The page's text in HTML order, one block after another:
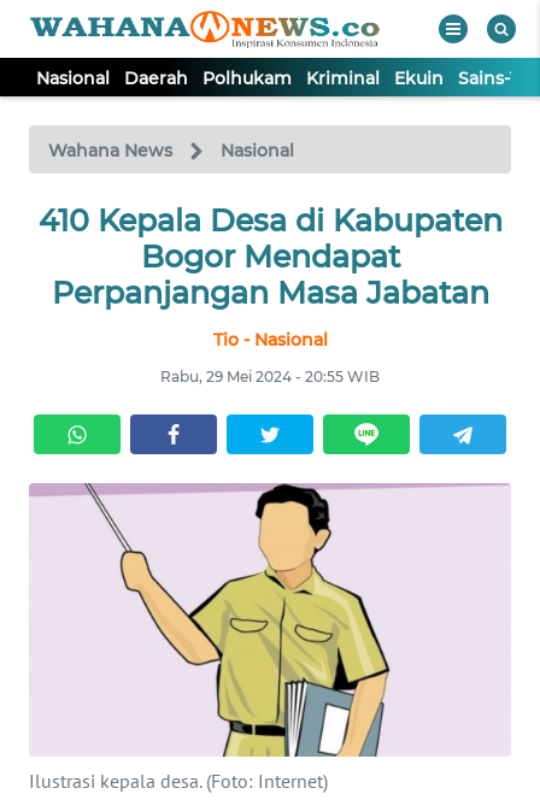
Nasional Daerah Polhukam Kriminal Ekuin Sains-
Wahana News Nasional
410 Kepala Desa di Kabupaten
Bogor Mendapat
Perpanjangan Masa Jabatan
Tio - Nasional
Rabu, 29 Mei 2024 - 20:55 WIB
Ilustrasi kepala desa. (Foto: Internet)
TV
Tutup
NASIONAL
DAERAH
KRIMINAL
EKUIN
SAINS-TEKNO
SERBA-SERBI